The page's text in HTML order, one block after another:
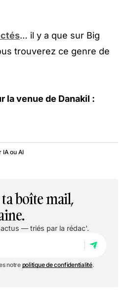
… il y a que sur Big
trouverez ce genre de
la venue de Danakil :
IA ou AI
boîte mail,
— triés par la rédac'.
notre politique de confidentialité.